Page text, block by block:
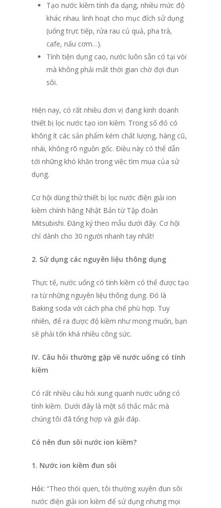
Tạo nước kiềm tính đa dạng, nhiều mức độ
khác nhau. linh hoạt cho mục đích sử dụng
(uống trực tiếp, rửa rau củ quả, pha trà,
cafe, nấu cơm…).
Tính tiện dụng cao, nước luôn sẵn có tại vòi
mà không phải mất thời gian chờ đợi đun
sôi.
Hiện nay, có rất nhiều đơn vị đang kinh doanh
thiết bị lọc nước tạo ion kiềm. Trong số đó có
không ít các sản phẩm kém chất lượng, hàng cũ,
nhái, không rõ nguồn gốc. Điều này có thể dẫn
tới những khó khăn trong việc tìm mua của sử
dụng.
Cơ hội dùng thử thiết bị lọc nước điện giải ion
kiềm chính hãng Nhật Bản từ Tập đoàn
Mitsubishi. Đăng ký theo mẫu dưới đây. Cơ hội
chỉ dành cho 30 người nhanh tay nhất!
2. Sử dụng các nguyên liệu thông dụng
Thực tế, nước uống có tính kiềm có thể được tạo
ra từ những nguyên liệu thông dụng. Đó là
Baking soda với cách pha chế phù hợp. Tuy
nhiên, để ra được độ kiềm như mong muốn, bạn
sẽ phải tốn khá nhiều công sức.
IV. Câu hỏi thường gặp về nước uống có tính
kiềm
Có rất nhiều câu hỏi xung quanh nước uống có
tính kiềm. Dưới đây là một số thắc mắc mà
chúng tôi đã tổng hợp và giải đáp.
Có nên đun sôi nước ion kiềm?
1. Nước ion kiềm đun sôi
Hỏi: “Theo thói quen, tôi thường xuyên đun sôi
nước điện giải ion kiềm để sử dụng nhưng mọi